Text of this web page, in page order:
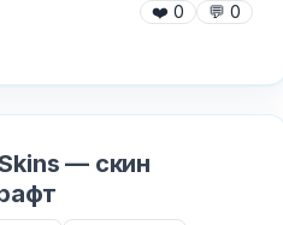
Модерация и антиспам
Настольные и
❤️ 0 💬 0
— скин